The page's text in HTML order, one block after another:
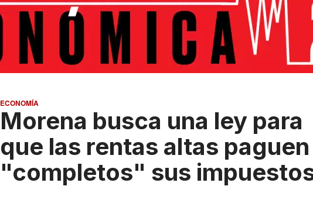
ECONOMÍA
Morena busca una ley para
que las rentas altas paguen
"completos" sus